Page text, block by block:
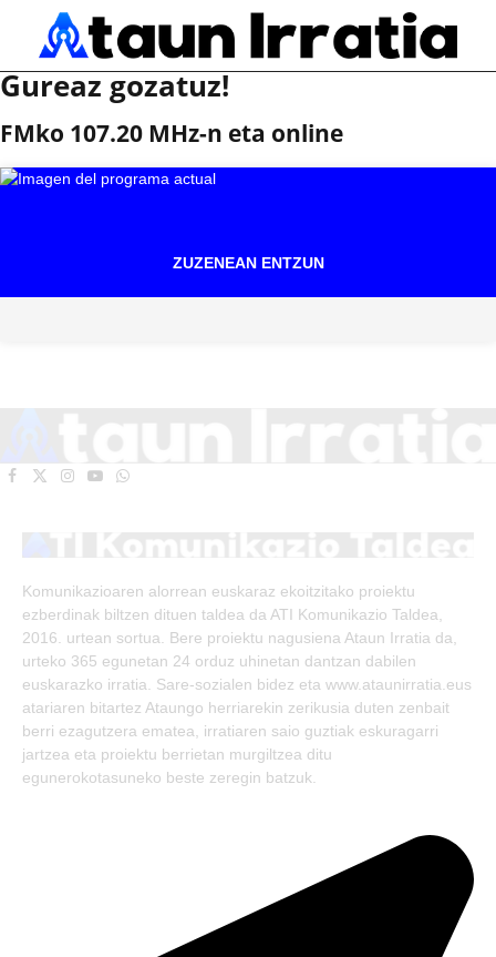
Gureaz gozatuz!
FMko 107.20 MHz-n eta online
ZUZENEAN ENTZUN
Facebook
X
Instagram
YouTubeWhatsApp
Komunikazioaren alorrean euskaraz ekoitzitako proiektu
ezberdinak biltzen dituen taldea da ATI Komunikazio Taldea,
2016. urtean sortua. Bere proiektu nagusiena Ataun Irratia da,
urteko 365 egunetan 24 orduz uhinetan dantzan dabilen
euskarazko irratia. Sare-sozialen bidez eta www.ataunirratia.eus
atariaren bitartez Ataungo herriarekin zerikusia duten zenbait
berri ezagutzera ematea, irratiaren saio guztiak eskuragarri
jartzea eta proiektu berrietan murgiltzea ditu
egunerokotasuneko beste zeregin batzuk.